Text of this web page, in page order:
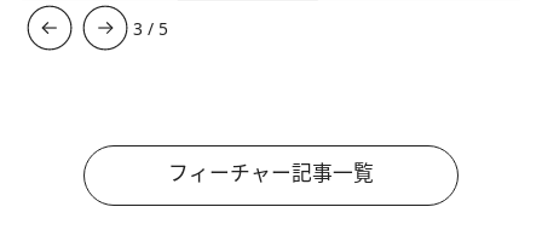
3 / 5
フィーチャー記事一覧